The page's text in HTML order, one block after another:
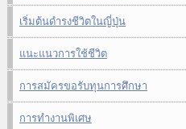
เริ่มต้นดำรงชีวิตในญี่ปุ่น
แนะแนวการใช้ชีวิต
การสมัครขอรับทุนการศึกษา
การทำงานพิเศษ